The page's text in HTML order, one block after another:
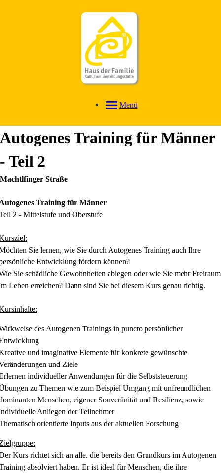
Menü
Autogenes Training für Männer
- Teil 2
Machtlfinger Straße
Training für Männer
2 - Mittelstufe und Oberstufe
Sie lernen, wie Sie durch Autogenes Training auch Ihre
Entwicklung fördern können?
Sie schädliche Gewohnheiten ablegen oder wie Sie mehr Freiraum
Leben erreichen? Dann sind Sie bei diesem Kurs genau richtig.
des Autogenen Trainings in puncto persönlicher
und imaginative Elemente für konkrete gewünschte
und Ziele
individueller Anwendungen für die Selbststeuerung
zu Themen wie zum Beispiel Umgang mit unfreundlichen
Menschen, eigener Souveränität und Resilienz, sowie
Anliegen der Teilnehmer
orientierte Inputs aus der aktuellen Forschung
Kurs richtet sich an alle. die bereits den Grundkurs im Autogenen
absolviert haben. Er ist ideal für Menschen, die ihre